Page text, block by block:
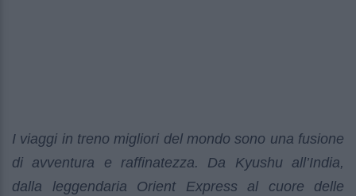
I viaggi in treno migliori del mondo sono una fusione
di avventura e raffinatezza. Da Kyushu all’India,
dalla leggendaria Orient Express al cuore delle